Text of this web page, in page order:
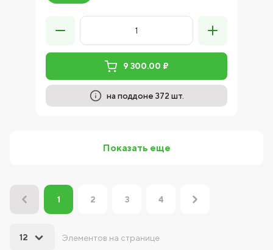
9 300.00 ₽
на поддоне 372 шт.
Показать еще
1 2 3 4
Элементов на странице
12